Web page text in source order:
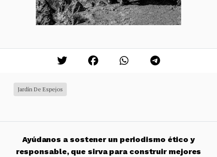
Jardín De Espejos
Ayúdanos a sostener un periodismo ético y
responsable, que sirva para construir mejores